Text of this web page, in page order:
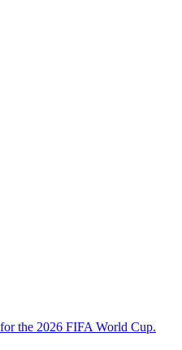
the 2026 FIFA World Cup.